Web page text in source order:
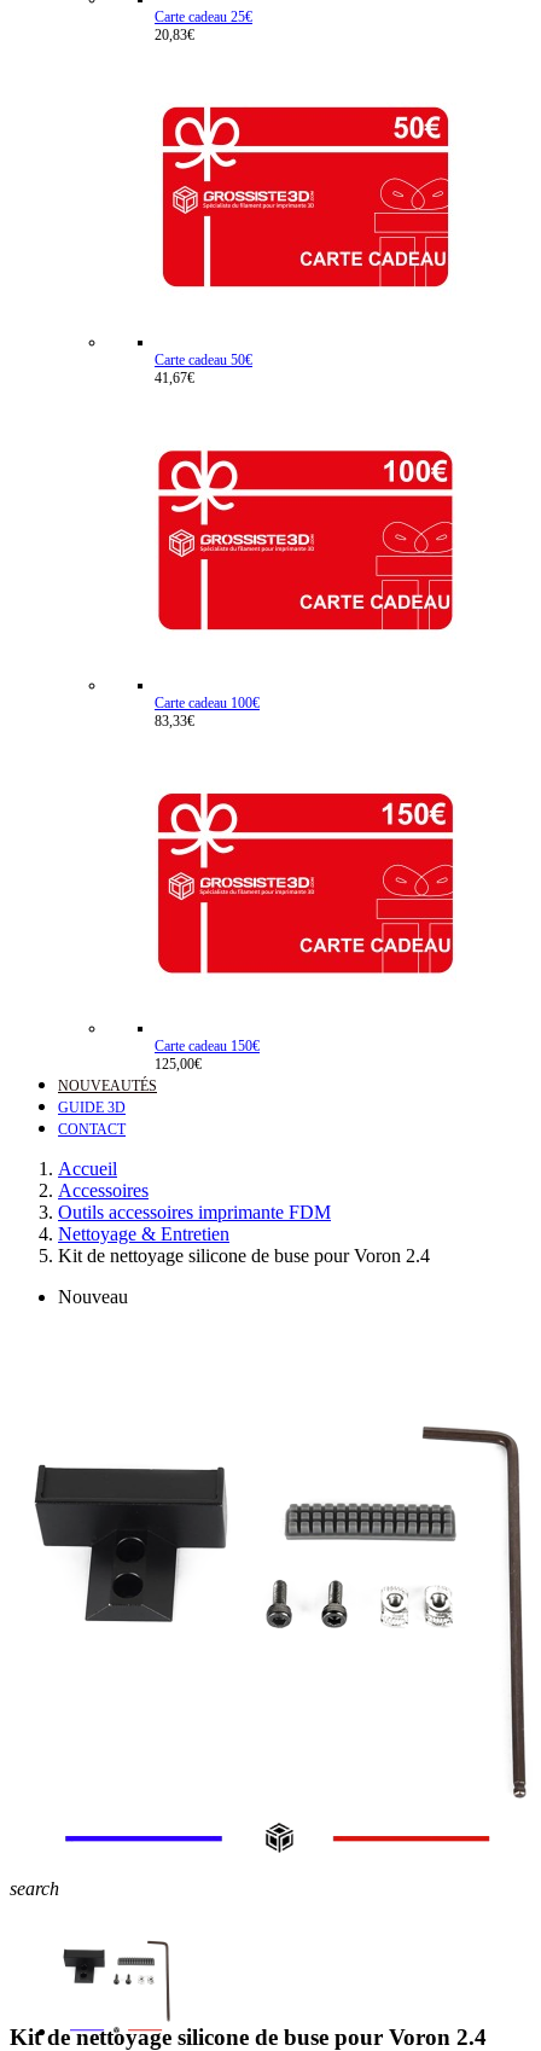
Carte cadeau 25€
20,83€
Carte cadeau 50€
41,67€
Carte cadeau 100€
83,33€
Carte cadeau 150€
125,00€
NOUVEAUTÉS
GUIDE 3D
CONTACT
Accueil
Accessoires
Outils accessoires imprimante FDM
Nettoyage & Entretien
Kit de nettoyage silicone de buse pour Voron 2.4
Nouveau
search
Kit de nettoyage silicone de buse pour Voron 2.4